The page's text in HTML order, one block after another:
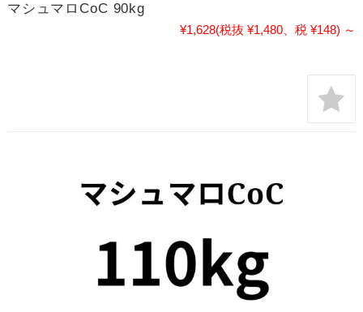
マシュマロCoC 90kg
¥1,628(税抜 ¥1,480、税 ¥148) ～